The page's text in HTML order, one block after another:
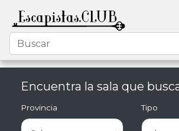
Encuentra la sala que
Provincia Tipo